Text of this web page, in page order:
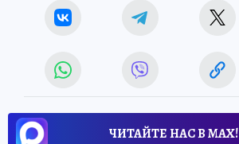
ЧИТАЙТЕ НАС В МАХ!